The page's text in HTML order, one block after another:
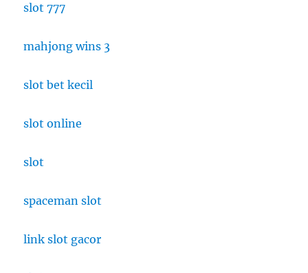
slot 777
mahjong wins 3
slot bet kecil
slot online
slot
spaceman slot
link slot gacor